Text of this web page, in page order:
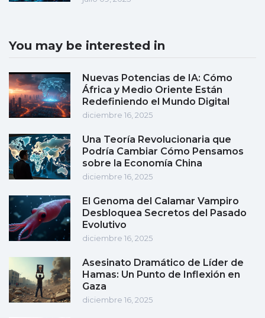
You may be interested in
Nuevas Potencias de IA: Cómo
África y Medio Oriente Están
Redefiniendo el Mundo Digital
diciembre 16, 2025
Una Teoría Revolucionaria que
Podría Cambiar Cómo Pensamos
sobre la Economía China
diciembre 16, 2025
El Genoma del Calamar Vampiro
Desbloquea Secretos del Pasado
Evolutivo
diciembre 16, 2025
Asesinato Dramático de Líder de
Hamas: Un Punto de Inflexión en
Gaza
diciembre 16, 2025